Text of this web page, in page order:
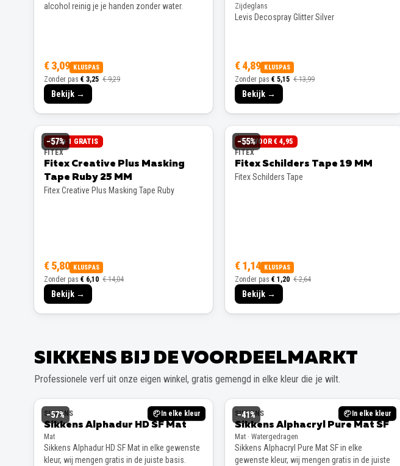
alcohol reinig je je handen zonder water.
€ 3,09 KLUSPAS
Zonder pas € 3,25 € 9,29
Bekijk →
Zijdeglans
Levis Decospray Glitter Silver
€ 4,89 KLUSPAS
Zonder pas € 5,15 € 13,99
Bekijk →
−57%
3 + 1 GRATIS
FITEX
Fitex Creative Plus Masking
Tape Ruby 25 MM
Fitex Creative Plus Masking Tape Ruby
€ 5,80 KLUSPAS
Zonder pas € 6,10 € 14,04
Bekijk →
−55%
3 VOOR € 4,95
FITEX
Fitex Schilders Tape 19 MM
Fitex Schilders Tape
€ 1,14 KLUSPAS
Zonder pas € 1,20 € 2,64
Bekijk →
SIKKENS BIJ DE VOORDEELMARKT
Professionele verf uit onze eigen winkel, gratis gemengd in elke kleur die je wilt.
−57% In elke kleur
SIKKENS
Sikkens Alphadur HD SF Mat
Mat
Sikkens Alphadur HD SF Mat in elke gewenste
kleur, wij mengen gratis in de juiste basis.
−41% In elke kleur
SIKKENS
Sikkens Alphacryl Pure Mat SF
Mat · Watergedragen
Sikkens Alphacryl Pure Mat SF in elke
gewenste kleur, wij mengen gratis in de juiste